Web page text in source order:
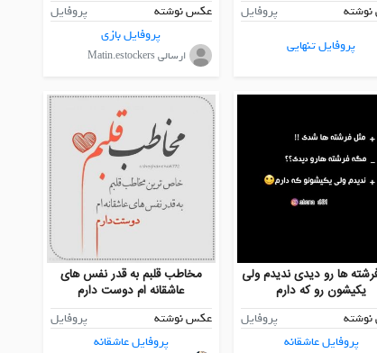
پروفایل
پروفایل تنهایی
عکس نوشته
پروفایل
پروفایل بازی
ارسالی Matin.estockers
ها رو دیدی ندیدم ولی
یکیشون رو که دارم
پروفایل
پروفایل عاشقانه
مخاطب قلبم به قدر نفس های
عاشقانه ام دوست دارم
عکس نوشته
پروفایل
پروفایل عاشقانه